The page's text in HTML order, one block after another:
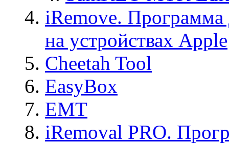
iRemove. Программа
на устройствах Apple
Cheetah Tool
EasyBox
EMT
iRemoval PRO.